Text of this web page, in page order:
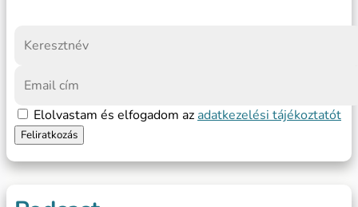
Elolvastam és elfogadom azadatkezelési tájékoztatót